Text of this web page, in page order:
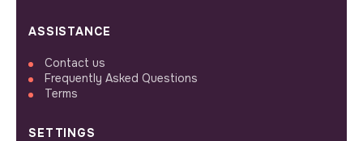
ASSISTANCE
Contact us
Frequently Asked Questions
Terms
SETTINGS